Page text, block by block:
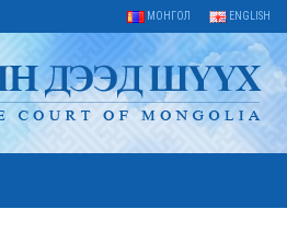
МОНГОЛ ENGLISH